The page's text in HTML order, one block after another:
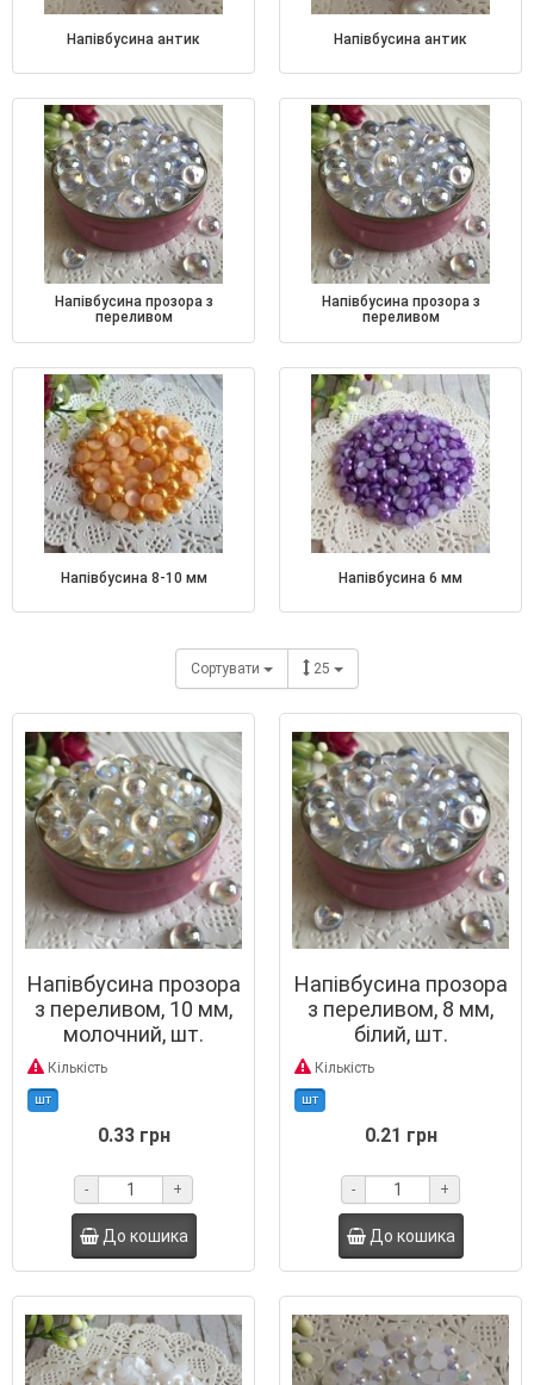
напівбусина антик напівбусина антик
напівбусина прозора з
переливом
напівбусина прозора з
переливом
напівбусина 8-10 мм напівбусина 6 мм
Сортувати 25
Напівбусина прозора
з переливом, 10 мм,
молочний, шт.
Кількість
шт
0.33 грн
- +
До кошика
Напівбусина прозора
з переливом, 8 мм,
білий, шт.
Кількість
шт
0.21 грн
- +
До кошика